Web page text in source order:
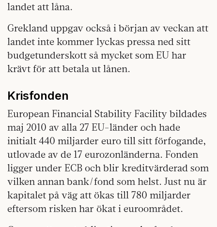
landet att låna.
Grekland uppgav också i början av veckan att
landet inte kommer lyckas pressa ned sitt
budgetunderskott så mycket som EU har
krävt för att betala ut lånen.
Krisfonden
European Financial Stability Facility bildades
maj 2010 av alla 27 EU-länder och hade
initialt 440 miljarder euro till sitt förfogande,
utlovade av de 17 eurozonländerna. Fonden
ligger under ECB och blir kreditvärderad som
vilken annan bank/fond som helst. Just nu är
kapitalet på väg att ökas till 780 miljarder
eftersom risken har ökat i euroområdet.